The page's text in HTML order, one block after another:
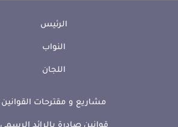
الرئيس
النواب
اللجان
مشاريع و مقترحات القوانين